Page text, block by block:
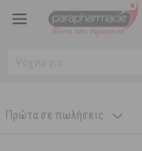
Πρώτα σε πωλήσεις